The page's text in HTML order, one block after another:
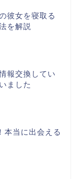
彼女を寝取る
を解説
報交換してい
ました
本当に出会える